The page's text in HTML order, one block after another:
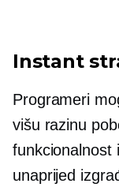
Instant
Programeri
višu razinu
funkcionalnost
unaprijed